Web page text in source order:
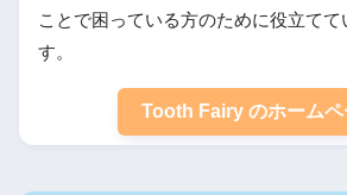
ことで困っている方のために役立てて
す。
Tooth Fairy のホームペ